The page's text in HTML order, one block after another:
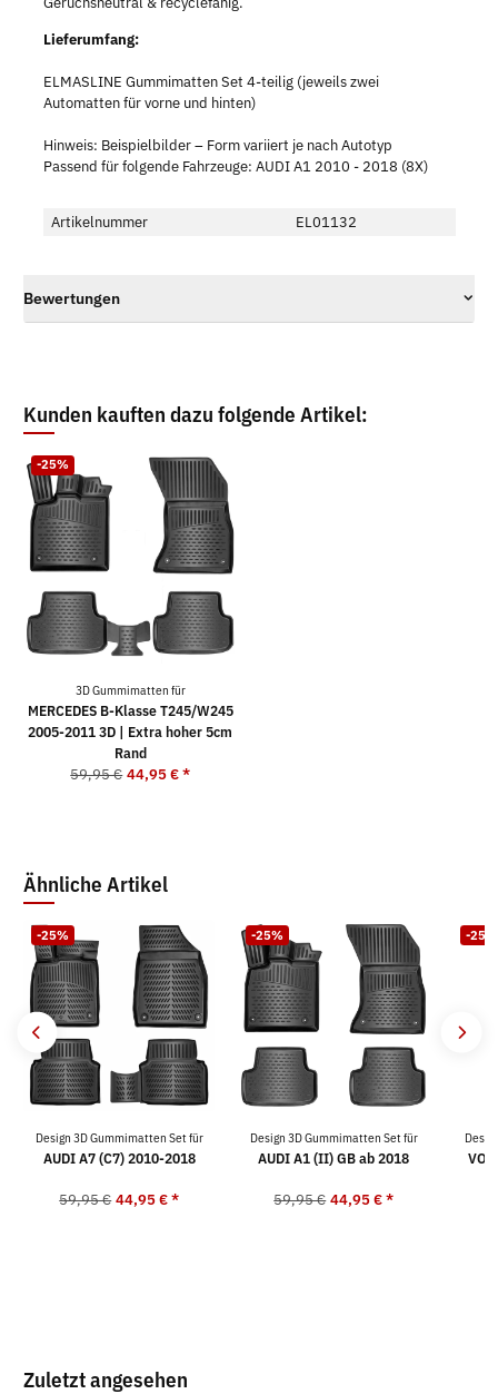
Lieferumfang:
ELMASLINE Gummimatten Set 4-teilig (jeweils zwei
Automatten für vorne und hinten)
Hinweis: Beispielbilder – Form variiert je nach Autotyp
Passend für folgende Fahrzeuge: AUDI A1 2010 - 2018 (8X)
Artikelnummer EL01132
Bewertungen
Kunden kauften dazu folgende Artikel:
-25%
3D Gummimatten für
MERCEDES B-Klasse T245/W245
2005-2011 3D | Extra hoher 5cm
Rand
59,95 € 44,95 €*
Ähnliche Artikel
-25%
Design 3D Gummimatten Set für
AUDI A7 (C7) 2010-2018
59,95 € 44,95 €*
-25%
Design 3D Gummimatten Set für
AUDI A1 (II) GB ab 2018
59,95 € 44,95 €*
-25%
Zuletzt angesehen